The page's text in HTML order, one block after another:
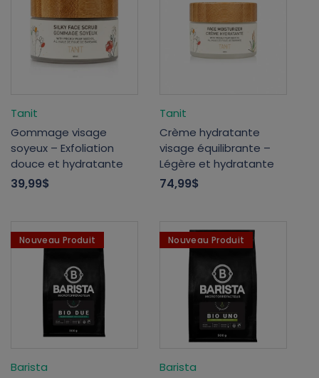
Tanit
Gommage visage
soyeux – Exfoliation
douce et hydratante
39,99$
Tanit
Crème hydratante
visage équilibrante –
Légère et hydratante
74,99$
Nouveau Produit
Barista
Nouveau Produit
Barista